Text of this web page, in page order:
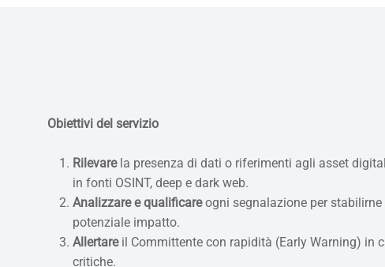
Obiettivi del servizio
Rilevarela presenza di dati o riferimenti agli asset
in fonti OSINT, deep e dark web.
Analizzare e qualificareogni segnalazione per stabilirne
potenziale impatto.
Allertareil Committente con rapidità (Early Warning) in
critiche.